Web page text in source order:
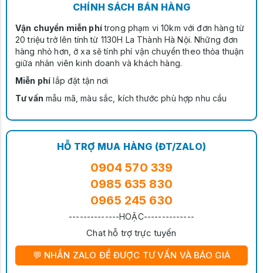
CHÍNH SÁCH BÁN HÀNG
Vận chuyển miễn phítrong phạm vi 10km với đơn hàng từ
20 triệu trở lên tính từ 1130H La Thành Hà Nội. Những đơn
hàng nhỏ hơn, ở xa sẽ tính phí vận chuyển theo thỏa thuận
giữa nhân viên kinh doanh và khách hàng.
Miễn phí lắp đặt tận nơi
Tư vấn mẫu mã, màu sắc, kích thước phù hợp nhu cầu
HỖ TRỢ MUA HÀNG (ĐT/ZALO)
0904 570 339
0985 635 830
0965 245 630
--------------HOẶC--------------
Chat hỗ trợ trực tuyến
💬 NHẮN ZALO ĐỂ ĐƯỢC TƯ VẤN VÀ BÁO GIÁ